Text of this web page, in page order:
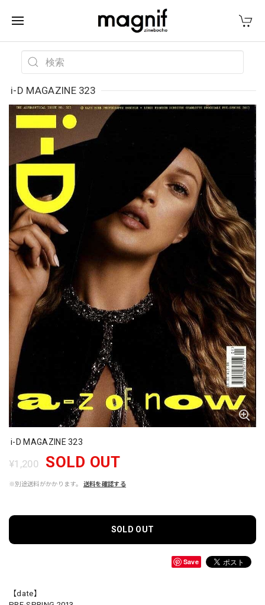
i-D MAGAZINE 323
i-D MAGAZINE 323
¥1,200 SOLD OUT
※別途送料がかかります。 送料を確認する
SOLD OUT
Save
【date】